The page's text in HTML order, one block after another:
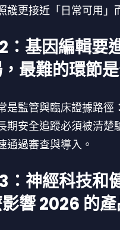
護更接近「日常可用」
：基因編輯要
最難的環節
是監管與臨床證據路徑
期安全追蹤必須被清楚
通過審查與導入。
：神經科技和
響 2026 的產